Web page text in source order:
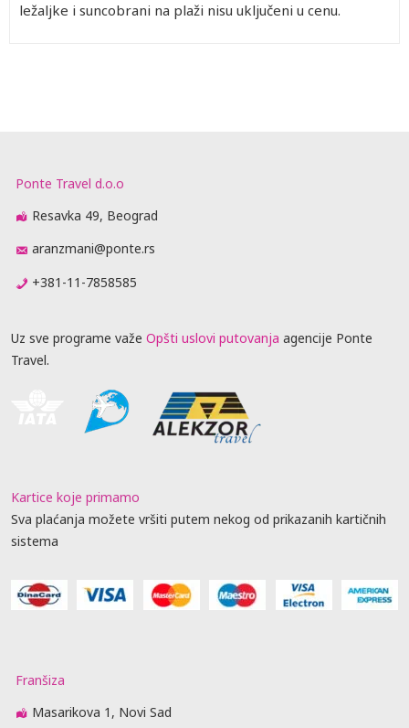
ležaljke i suncobrani na plaži nisu uključeni u cenu.
Ponte Travel d.o.o
Resavka 49, Beograd
aranzmani@ponte.rs
+381-11-7858585
Uz sve programe važe Opšti uslovi putovanja agencije Ponte
Travel.
Kartice koje primamo
Sva plaćanja možete vršiti putem nekog od prikazanih kartičnih
sistema
Franšiza
Masarikova 1, Novi Sad